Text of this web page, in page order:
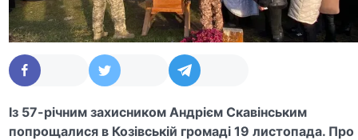
Із 57-річним захисником Андрієм Скавінським
попрощалися в Козівській громаді 19 листопада. Про